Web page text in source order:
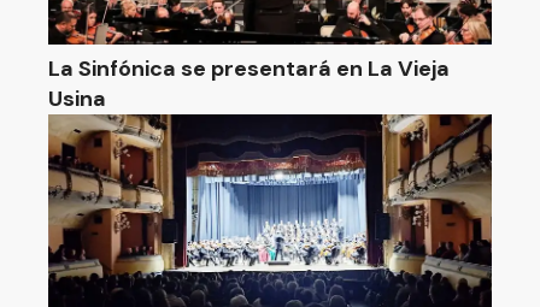
La Sinfónica se presentará en La Vieja
Usina